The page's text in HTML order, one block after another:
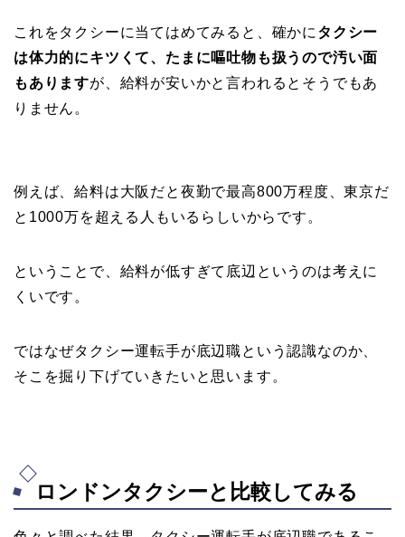
これをタクシーに当てはめてみると、確かに タクシー
は体力的にキツくて、たまに嘔吐物も扱うので汚い面
もありますが、給料が安いかと言われるとそうでもあ
りません。
例えば、給料は大阪だと夜勤で最高800万程度、東京だ
と1000万を超える人もいるらしいからです。
ということで、給料が低すぎて底辺というのは考えに
くいです。
ではなぜタクシー運転手が底辺職という認識なのか、
そこを掘り下げていきたいと思います。
ロンドンタクシーと比較してみる